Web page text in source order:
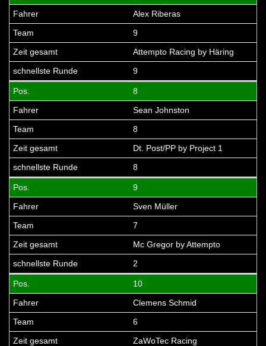
Alex Riberas
9
Attempto Racing by Häring
9
8
Sean Johnston
8
Dt. Post/PP by Project 1
8
9
Sven Müller
7
Mc Gregor by Attempto
2
10
Clemens Schmid
6
ZaWoTec Racing